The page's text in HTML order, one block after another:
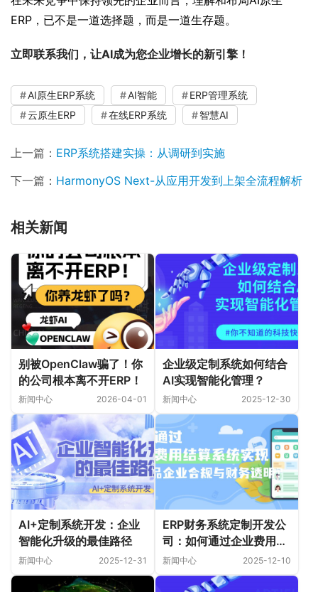
ERP，已不是一道选择题，而是一道生存题。
立即联系我们，让AI成为您企业增长的新引擎！
AI原生ERP系统 AI智能
ERP管理系统
云原生ERP
在线ERP系统 智慧AI
上一篇： ERP系统搭建实操：从调研到实施
下一篇： HarmonyOS Next-从应用开发到上架全流程解析
相关新闻
别被OpenClaw骗了！你
的公司根本离不开ERP！
新闻中心 2026-04-01
企业级定制系统如何结合
AI实现智能化管理？
新闻中心 2025-12-30
AI+定制系统开发：企业
智能化升级的最佳路径
新闻中心 2025-12-31
ERP财务系统定制开发公
司：如何通过企业费用结
算系统实现保健品企业合
规与财务透明？
新闻中心 2025-12-10